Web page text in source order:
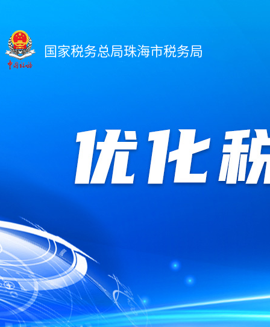
国家税务总局珠海市税务局